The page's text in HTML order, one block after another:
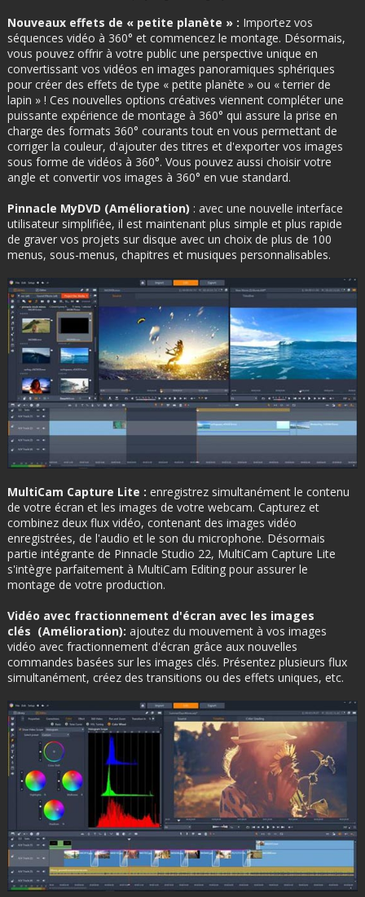
Nouveaux effets de « petite planète » : Importez vos
séquences vidéo à 360° et commencez le montage. Désormais,
vous pouvez offrir à votre public une perspective unique en
convertissant vos vidéos en images panoramiques sphériques
pour créer des effets de type « petite planète » ou « terrier de
lapin » ! Ces nouvelles options créatives viennent compléter une
puissante expérience de montage à 360° qui assure la prise en
charge des formats 360° courants tout en vous permettant de
corriger la couleur, d'ajouter des titres et d'exporter vos images
sous forme de vidéos à 360°. Vous pouvez aussi choisir votre
angle et convertir vos images à 360° en vue standard.
Pinnacle MyDVD (Amélioration) : avec une nouvelle interface
utilisateur simplifiée, il est maintenant plus simple et plus rapide
de graver vos projets sur disque avec un choix de plus de 100
menus, sous-menus, chapitres et musiques personnalisables.
MultiCam Capture Lite : enregistrez simultanément le contenu
de votre écran et les images de votre webcam. Capturez et
combinez deux flux vidéo, contenant des images vidéo
enregistrées, de l'audio et le son du microphone. Désormais
partie intégrante de Pinnacle Studio 22, MultiCam Capture Lite
s'intègre parfaitement à MultiCam Editing pour assurer le
montage de votre production.
Vidéo avec fractionnement d'écran avec les images
clés (Amélioration): ajoutez du mouvement à vos images
vidéo avec fractionnement d'écran grâce aux nouvelles
commandes basées sur les images clés. Présentez plusieurs flux
simultanément, créez des transitions ou des effets uniques, etc.